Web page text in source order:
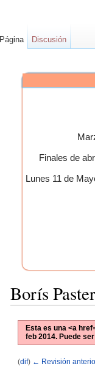
Finales de
Lunes 11 de
Borís
Esta es una <a
feb 2014. Puede
(dif) ← Revisión
Página Discusión